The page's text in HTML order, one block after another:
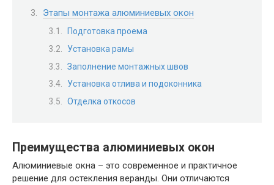
Этапы монтажа алюминиевых окон
Подготовка проема
Установка рамы
Заполнение монтажных швов
Установка отлива и подоконника
Отделка откосов
Преимущества алюминиевых окон
Алюминиевые окна – это современное и практичное
решение для остекления веранды. Они отличаются